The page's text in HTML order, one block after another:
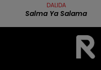
DALIDA
Salma Ya Salama